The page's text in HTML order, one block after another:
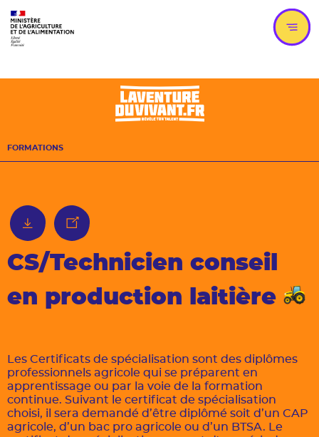
au
menu
au
contenu
principal
FORMATIONS
télécharger au format pdf
partager
CS/Technicien conseil
en production laitière
Les Certificats de spécialisation sont des diplômes
professionnels agricole qui se préparent en
apprentissage ou par la voie de la formation
continue. Suivant le certificat de spécialisation
choisi, il sera demandé d’être diplômé soit d’un CAP
agricole, d’un bac pro agricole ou d’un BTSA. Le